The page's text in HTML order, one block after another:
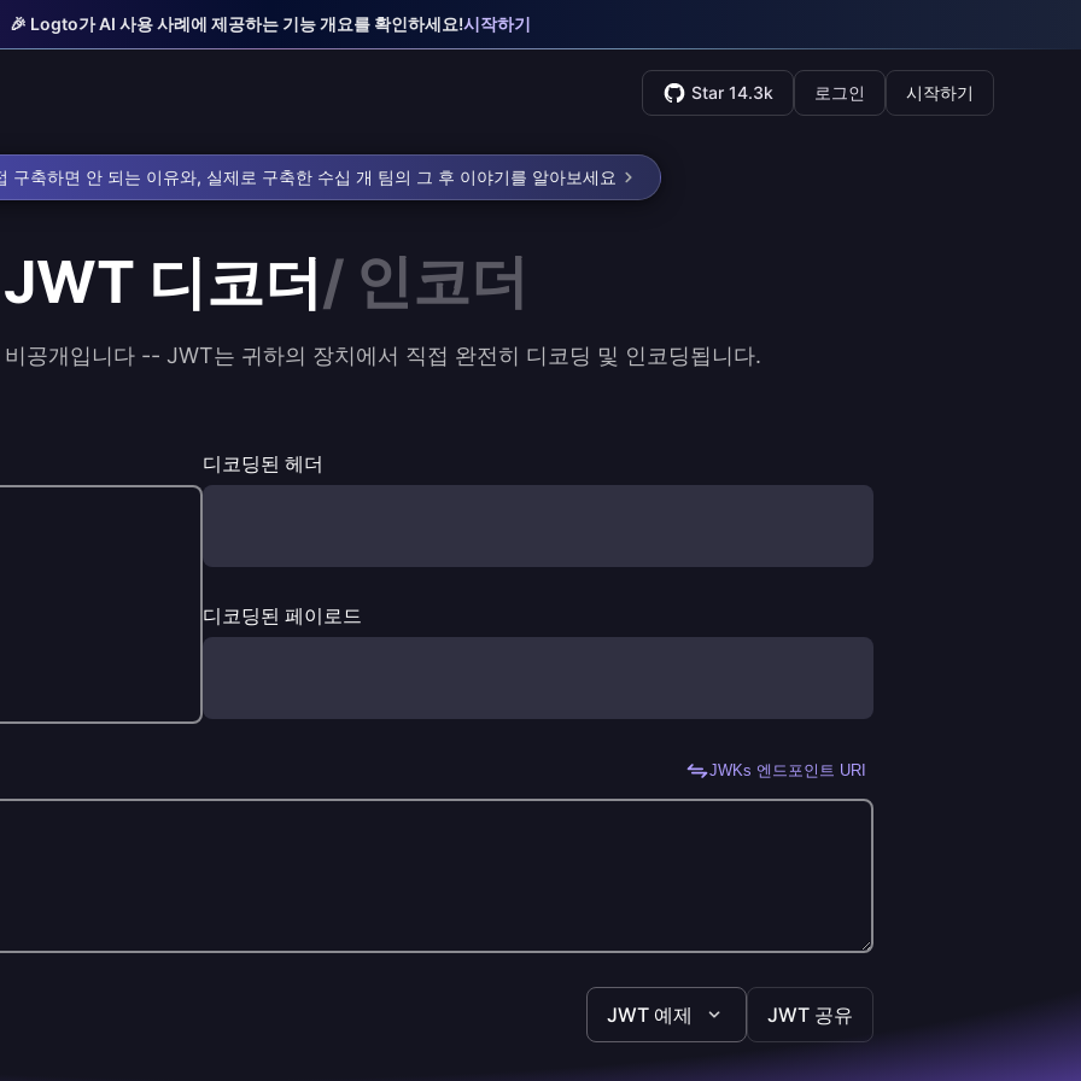
🎉 Logto가 AI 사용 사례에 제공하는 기능 개요를 확인하세요!시작하기
Star 14.3k 로그인 시작하기
구축하면 안 되는 이유와, 실제로 구축한 수십 개 팀의 그 후 이야기를 알아보세요
JWT 디코더/ 인코더
공개입니다 -- JWT는 귀하의 장치에서 직접 완전히 디코딩 및 인코딩됩니다.
디코딩된 헤더
디코딩된 페이로드
JWKs 엔드포인트 URI
JWT 예제 JWT 공유